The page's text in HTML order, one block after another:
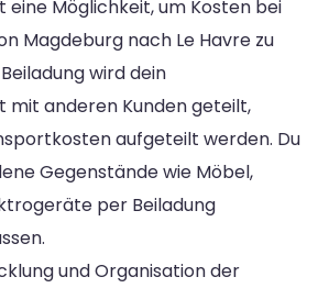
eine Möglichkeit, um Kosten bei
Magdeburg nach Le Havre zu
wird dein
mit anderen Kunden geteilt,
aufgeteilt werden. Du
Gegenstände wie Möbel,
per Beiladung
und Organisation der